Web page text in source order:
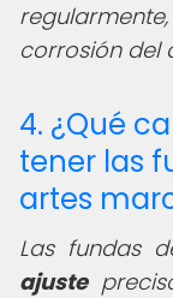
corrosión del
4. ¿Qué
tener las
artes
Las fundas
ajuste